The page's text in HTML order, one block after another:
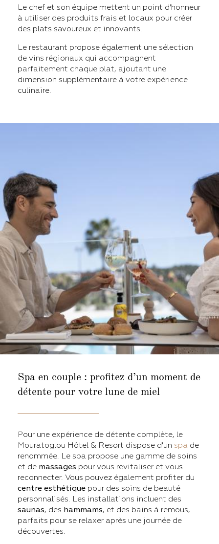
Le chef et son équipe mettent un point d'honneur
à utiliser des produits frais et locaux pour créer
des plats savoureux et innovants.
Le restaurant propose également une sélection
de vins régionaux qui accompagnent
parfaitement chaque plat, ajoutant une
dimension supplémentaire à votre expérience
culinaire.
Spa en couple : profitez d’un moment de
détente pour votre lune de miel
Pour une expérience de détente complète, le
Mouratoglou Hôtel & Resort dispose d'un spa de
renommée. Le spa propose une gamme de soins
et de massages pour vous revitaliser et vous
reconnecter. Vous pouvez également profiter du
centre esthétique pour des soins de beauté
personnalisés. Les installations incluent des
saunas, des hammams, et des bains à remous,
parfaits pour se relaxer après une journée de
découvertes.